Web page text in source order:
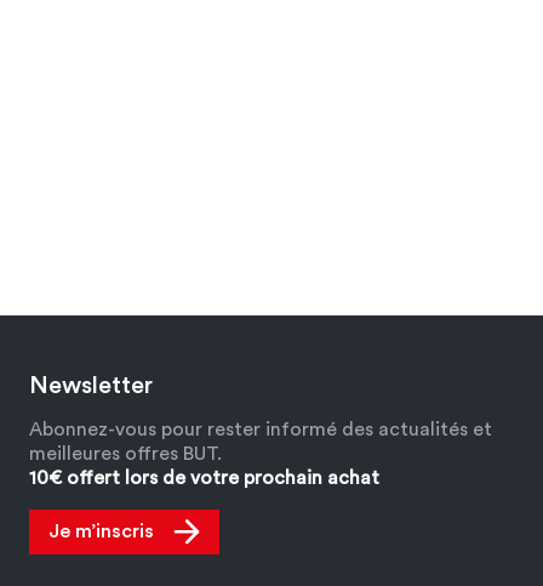
Newsletter
Abonnez-vous pour rester informé des actualités et
meilleures offres BUT.
10€ offert lors de votre prochain achat
Je m’inscris